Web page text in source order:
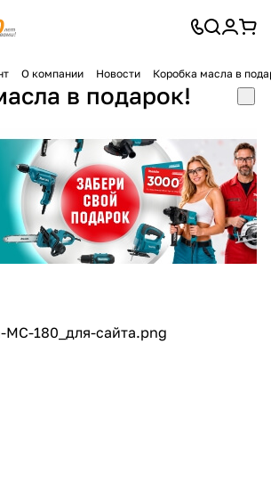
О компании Новости Коробка масла в
в подарок!
банков
части